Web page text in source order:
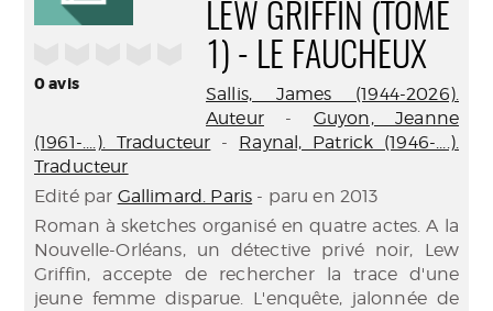
0avis
LEW GRIFFIN (TOME
1) - LE FAUCHEUX
Sallis, James (1944-2026).
Auteur- Guyon, Jeanne
(1961-....). Traducteur - Raynal, Patrick (1946-....).
Traducteur
Edité par Gallimard. Paris - paru en 2013
Roman à sketches organisé en quatre actes. A la
Nouvelle-Orléans, un détective privé noir, Lew
Griffin, accepte de rechercher la trace d'une
jeune femme disparue. L'enquête, jalonnée de